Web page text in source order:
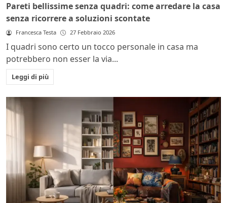
Pareti bellissime senza quadri: come arredare la casa
senza ricorrere a soluzioni scontate
Francesca Testa 27 Febbraio 2026
I quadri sono certo un tocco personale in casa ma
potrebbero non esser la via...
Leggi di più